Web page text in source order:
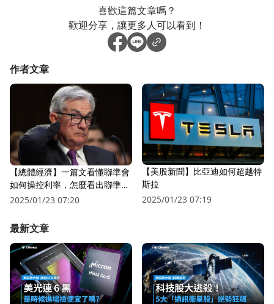
喜歡這篇文章嗎？
歡迎分享，讓更多人可以看到！
作者文章
【總體經濟】一篇文看懂聯準會
如何操控利率，怎麼看出聯準會
不得不降息?
2025/01/23 07:20
【美股新聞】比亞迪如何超越特
斯拉
2025/01/23 07:19
最新文章